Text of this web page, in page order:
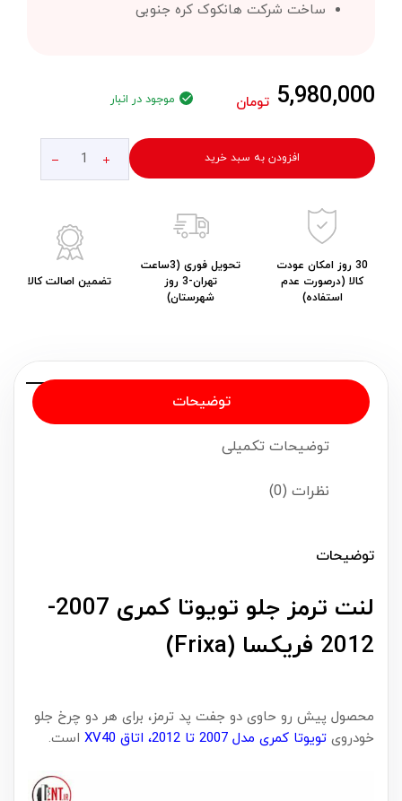
ساخت شرکت هانکوک کره جنوبی
5,980,000 تومان موجود در انبار
افزودن به سبد خرید
30 روز امکان عودت
کالا (درصورت عدم
استفاده)
تحویل فوری (3ساعت
تهران-3 روز
شهرستان)
تضمین اصالت کالا
توضیحات
توضیحات تکمیلی
نظرات (0)
توضیحات
لنت ترمز جلو تویوتا کمری 2007-
2012 فریکسا (Frixa)
محصول پیش رو حاوی دو جفت پد ترمز، برای هر دو چرخ جلو
خودروی تویوتا کمری مدل 2007 تا 2012، اتاق XV40 است.